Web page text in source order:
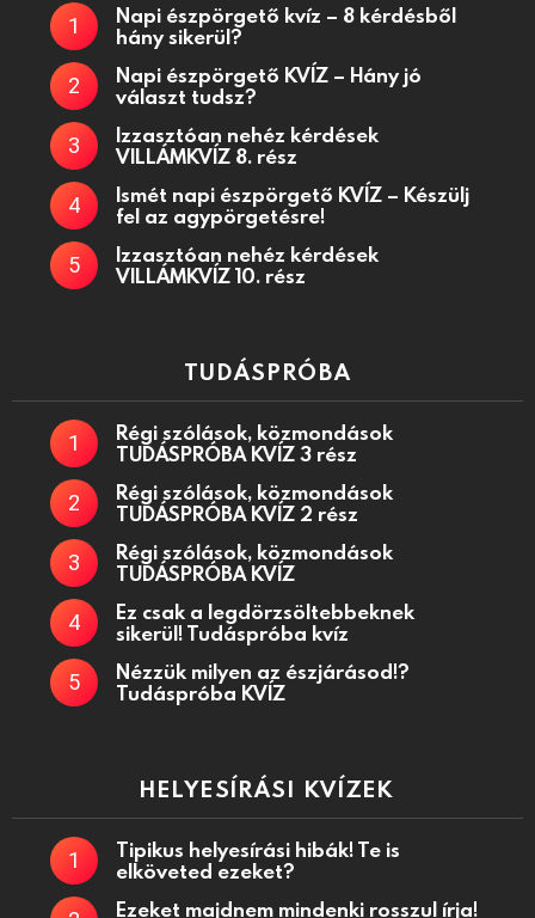
Napi észpörgető kvíz – 8 kérdésből
hány sikerül?
Napi észpörgető KVÍZ – Hány jó
választ tudsz?
Izzasztóan nehéz kérdések
VILLÁMKVÍZ 8. rész
Ismét napi észpörgető KVÍZ – Készülj
fel az agypörgetésre!
Izzasztóan nehéz kérdések
VILLÁMKVÍZ 10. rész
TUDÁSPRÓBA
Régi szólások, közmondások
TUDÁSPRÓBA KVÍZ 3 rész
Régi szólások, közmondások
TUDÁSPRÓBA KVÍZ 2 rész
Régi szólások, közmondások
TUDÁSPRÓBA KVÍZ
Ez csak a legdörzsöltebbeknek
sikerül! Tudáspróba kvíz
Nézzük milyen az észjárásod!?
Tudáspróba KVÍZ
HELYESÍRÁSI KVÍZEK
Tipikus helyesírási hibák! Te is
elköveted ezeket?
Ezeket majdnem mindenki rosszul írja!